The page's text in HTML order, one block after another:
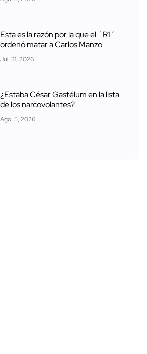
Esta es la razón por la que el ´R1´
ordenó matar a Carlos Manzo
Jul. 31, 2026
¿Estaba César Gastélum en la lista
de los narcovolantes?
Ago. 5, 2026